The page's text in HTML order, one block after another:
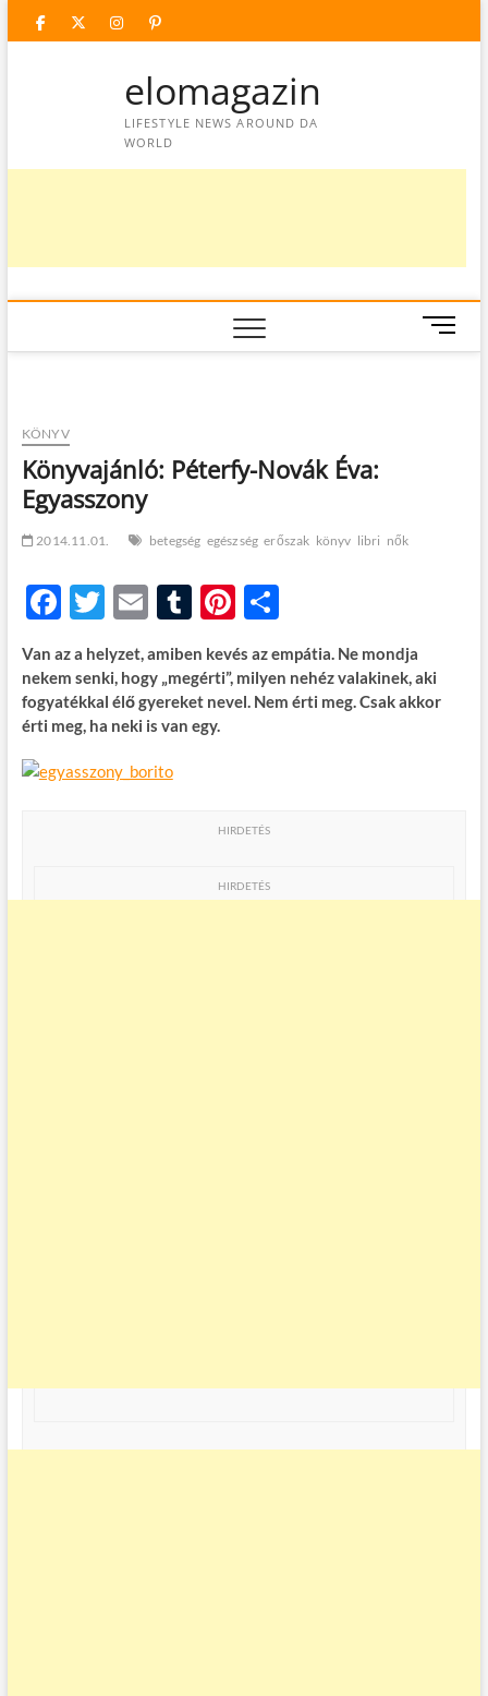
facebooktwitter
instagram
googleplus
pinterest
elomagazin
LIFESTYLE NEWS AROUND DA
WORLD
M
e
KÖNYV
Könyvajánló: Péterfy-Novák Éva:
Egyasszony
2014.11.01. betegség egészség erőszak könyv libri nők
F
ac
e
b
o
o
T
w
itt
er
E
m
ail
T
u
m
bl
r
Pi
nt
er
es
O
ss
za
m
Van az a helyzet, amiben kevés az empátia. Ne mondja
nekem senki, hogy „megérti”, milyen nehéz valakinek, aki
fogyatékkal élő gyereket nevel. Nem érti meg. Csak akkor
érti meg, ha neki is van egy.
HIRDETÉS
HIRDETÉS